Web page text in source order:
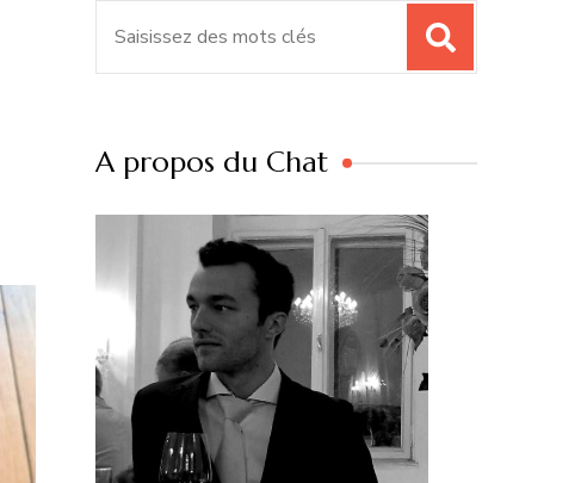
A propos du Chat